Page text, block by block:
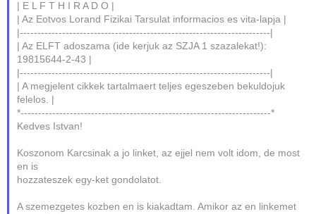
| E L F T H I R A D O |
| Az Eotvos Lorand Fizikai Tarsulat informacios es vita-lapja |
|-----------------------------------------------------------------------|
| Az ELFT adoszama (ide kerjuk az SZJA 1 szazalekat!):
19815644-2-43 |
|-----------------------------------------------------------------------|
| A megjelent cikkek tartalmaert teljes egeszeben bekuldojuk
felelos. |
*-----------------------------------------------------------------------*
Kedves Istvan!
Koszonom Karcsinak a jo linket, az ejjel nem volt idom, de most
en is
hozzateszek egy-ket gondolatot.
A szemezgetes kozben en is kiakadtam. Amikor az en linkemet